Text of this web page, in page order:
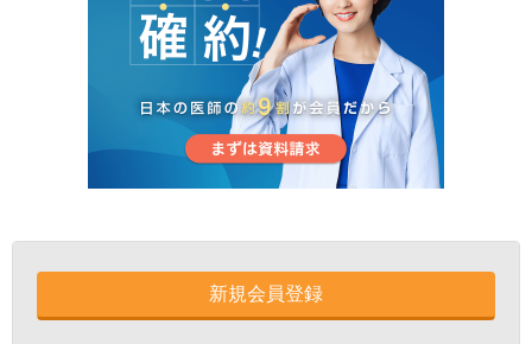
新規会員登録